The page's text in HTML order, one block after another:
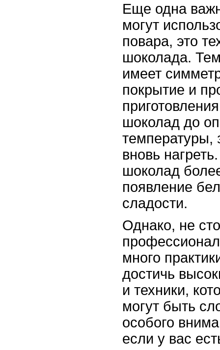
Еще одна
могут
повара, это
шоколада.
имеет
покрытие и
шоколад до
температуры,
вновь
шоколад
появление
сладости.
Однако, не
много
достичь
и техники,
могут быть
особого
если у вас